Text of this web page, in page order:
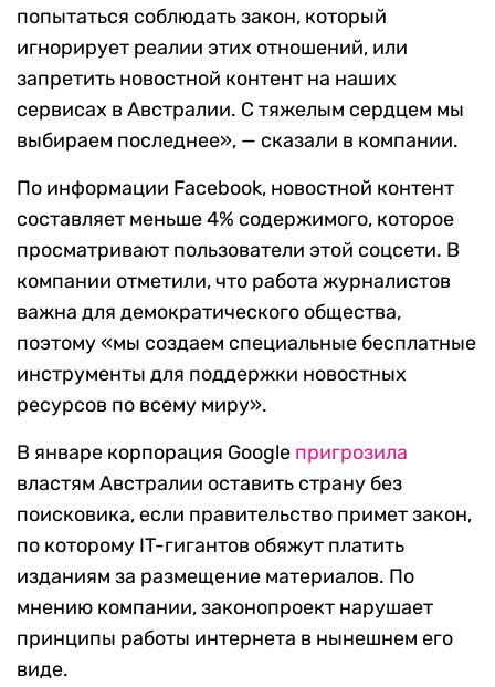
попытаться соблюдать закон, который
игнорирует реалии этих отношений, или
запретить новостной контент на наших
сервисах в Австралии. С тяжелым сердцем мы
выбираем последнее», — сказали в компании.
По информации Facebook, новостной контент
составляет меньше 4% содержимого, которое
просматривают пользователи этой соцсети. В
компании отметили, что работа журналистов
важна для демократического общества,
поэтому «мы создаем специальные бесплатные
инструменты для поддержки новостных
ресурсов по всему миру».
В январе корпорация Google пригрозила
властям Австралии оставить страну без
поисковика, если правительство примет закон,
по которому IT-гигантов обяжут платить
изданиям за размещение материалов. По
мнению компании, законопроект нарушает
принципы работы интернета в нынешнем его
виде.